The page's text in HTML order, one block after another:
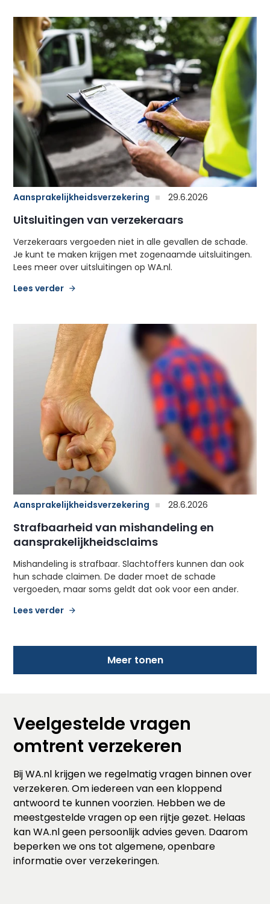
Aansprakelijkheidsverzekering 29.6.2026
Uitsluitingen van verzekeraars
Verzekeraars vergoeden niet in alle gevallen de schade.
Je kunt te maken krijgen met zogenaamde uitsluitingen.
Lees meer over uitsluitingen op WA.nl.
Lees verder
Aansprakelijkheidsverzekering 28.6.2026
Strafbaarheid van mishandeling en
aansprakelijkheidsclaims
Mishandeling is strafbaar. Slachtoffers kunnen dan ook
hun schade claimen. De dader moet de schade
vergoeden, maar soms geldt dat ook voor een ander.
Lees verder
Meer tonen
Veelgestelde vragen
omtrent verzekeren
Bij WA.nl krijgen we regelmatig vragen binnen over
verzekeren. Om iedereen van een kloppend
antwoord te kunnen voorzien. Hebben we de
meestgestelde vragen op een rijtje gezet. Helaas
kan WA.nl geen persoonlijk advies geven. Daarom
beperken we ons tot algemene, openbare
informatie over verzekeringen.